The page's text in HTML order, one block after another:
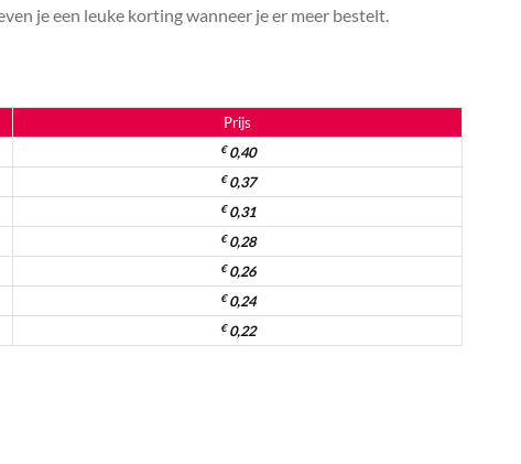
je een leuke korting wanneer je er meer bestelt.
Prijs
€0,40
€0,37
€0,31
€0,28
€0,26
€0,24
€0,22